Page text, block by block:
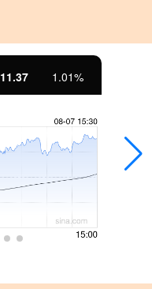
11.37 1.01%